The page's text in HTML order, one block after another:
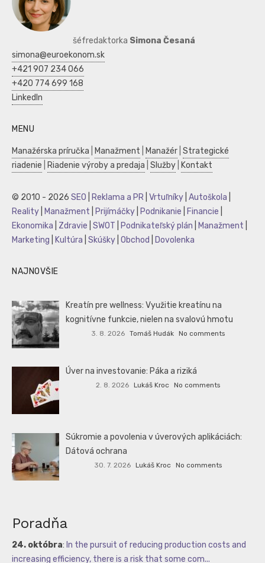
šéfredaktorka Simona Česaná
simona@euroekonom.sk
+421 907 234 066
+420 774 699 168
LinkedIn
MENU
Manažérska príručka Manažment Manažér Strategické
riadenie
Riadenie výroby a predaja Služby Kontakt
© 2010 - 2026 SEO Reklama a PR Vrtuľníky Autoškola
Reality
Manažment Prijímáčky Podnikanie Financie
Ekonomika
Zdravie SWOT Podnikateľský plán Manažment
Marketing
Kultúra Skúšky Obchod Dovolenka
NAJNOVŠIE
Kreatín pre wellness: Využitie kreatínu na
kognitívne funkcie, nielen na svalovú hmotu
3. 8. 2026 Tomáš Hudák No comments
Úver na investovanie: Páka a riziká
2. 8. 2026 Lukáš Kroc No comments
Súkromie a povolenia v úverových aplikáciách:
Dátová ochrana
30. 7. 2026 Lukáš Kroc No comments
Poradňa
24. októbra: In the pursuit of reducing production costs and
increasing efficiency, there is a risk that some com...